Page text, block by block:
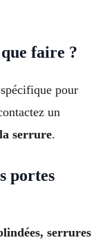
faire ?
pour
un
serrure.
portes
serrures